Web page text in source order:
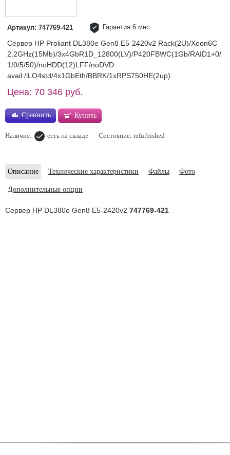
Артикул: 747769-421 Гарантия 6 мес.
Сервер HP Proliant DL380e Gen8 E5-2420v2 Rack(2U)/Xeon6C
2.2GHz(15Mb)/3x4GbR1D_12800(LV)/P420FBWC(1Gb/RAID1+0/
1/0/5/50)/noHDD(12)LFF/noDVD
avail./iLO4std/4x1GbEth/BBRK/1xRPS750HE(2up)
Цена: 70 346 руб.
Сравнить Купить
Наличие: есть на складе Состояние: refurbished
Описание Технические характеристики Файлы Фото
Дополнительные опции
Сервер HP DL380e Gen8 E5-2420v2 747769-421